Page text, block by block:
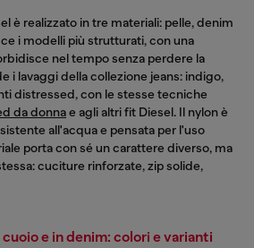
è realizzato in tre materiali: pelle, denim
i modelli più strutturati, con una
nel tempo senza perdere la
i lavaggi della collezione jeans: indigo,
distressed, con le stesse tecniche
da donnae agli altri fit Diesel. Il nylon è
all'acqua e pensata per l'uso
porta con sé un carattere diverso, ma
cuciture rinforzate, zip solide,
e in denim: colori e varianti